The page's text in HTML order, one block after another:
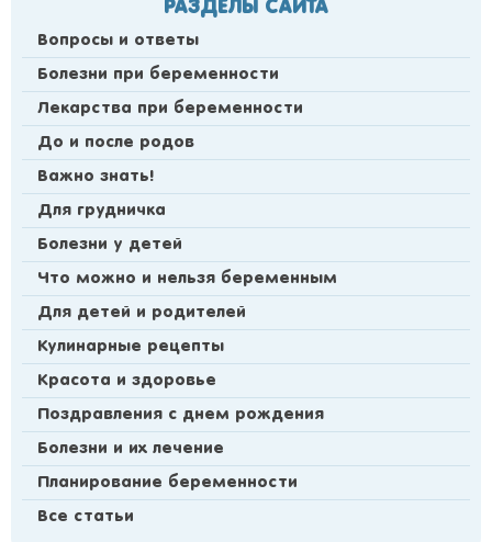
РАЗДЕЛЫ САЙТА
Вопросы и ответы
Болезни при беременности
Лекарства при беременности
До и после родов
Важно знать!
Для грудничка
Болезни у детей
Что можно и нельзя беременным
Для детей и родителей
Кулинарные рецепты
Красота и здоровье
Поздравления с днем рождения
Болезни и их лечение
Планирование беременности
Все статьи